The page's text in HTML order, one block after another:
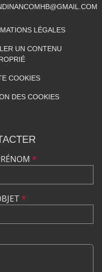
LÉGALES
UN CONTENU
COOKIES
DES COOKIES
*
*